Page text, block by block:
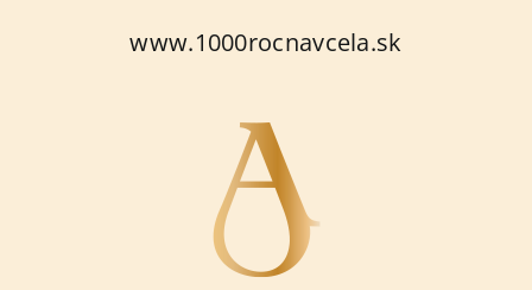
www.1000rocnavcela.sk